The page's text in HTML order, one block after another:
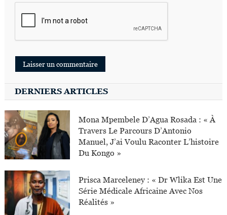
DERNIERS ARTICLES
Mona Mpembele D’Agua Rosada : « À
Travers Le Parcours D’Antonio
Manuel, J’ai Voulu Raconter L’histoire
Du Kongo »
Prisca Marceleney : « Dr Wlika Est Une
Série Médicale Africaine Avec Nos
Réalités »